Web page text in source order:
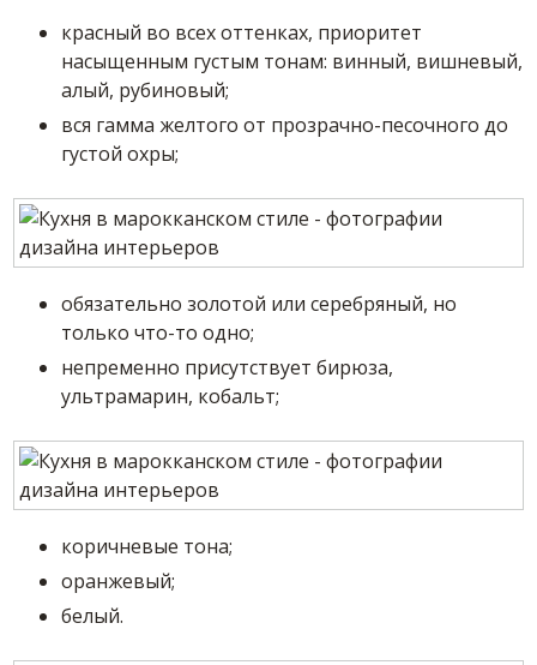
красный во всех оттенках, приоритет
насыщенным густым тонам: винный, вишневый,
алый, рубиновый;
вся гамма желтого от прозрачно-песочного до
густой охры;
обязательно золотой или серебряный, но
только что-то одно;
непременно присутствует бирюза,
ультрамарин, кобальт;
коричневые тона;
оранжевый;
белый.